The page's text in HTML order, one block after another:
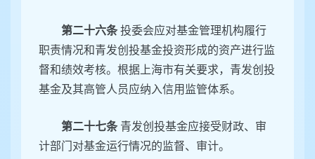
第二十六条 投委会应对基金管理机构履行
职责情况和青发创投基金投资形成的资产进行监
督和绩效考核。根据上海市有关要求，青发创投
基金及其高管人员应纳入信用监管体系。
第二十七条 青发创投基金应接受财政、审
计部门对基金运行情况的监督、审计。